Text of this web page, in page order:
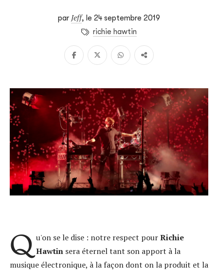
par Jeff, le 24 septembre 2019
richie hawtin
Q u'on se le dise : notre respect pourRichie
Hawtinsera éternel tant son apport à la
musique électronique, à la façon dont on la produit et la